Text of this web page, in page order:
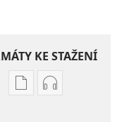
KE STAŽENÍ
FormátyFormáty